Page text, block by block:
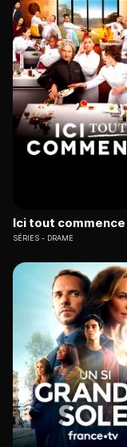
Ici tout commence
SÉRIES DRAME